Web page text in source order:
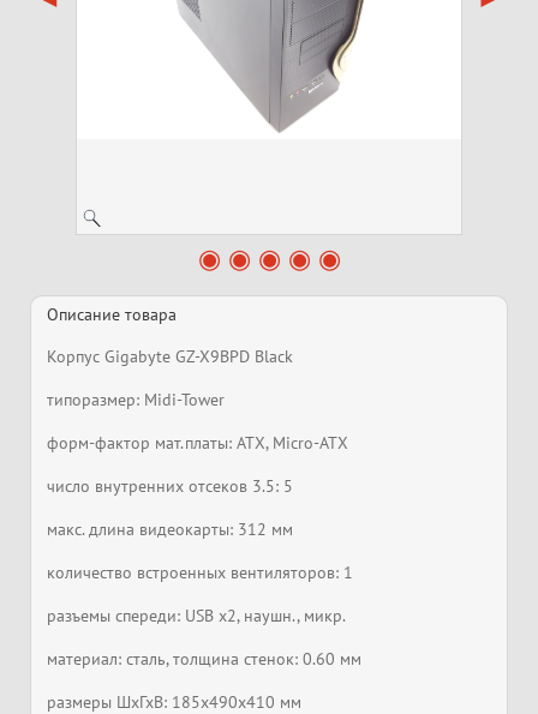
Описание товара
Корпус Gigabyte GZ-X9BPD Black
типоразмер: Midi-Tower
форм-фактор мат.платы: ATX, Micro-ATX
число внутренних отсеков 3.5: 5
макс. длина видеокарты: 312 мм
количество встроенных вентиляторов: 1
разъемы спереди: USB x2, наушн., микр.
материал: сталь, толщина стенок: 0.60 мм
размеры ШхГхВ: 185х490х410 мм